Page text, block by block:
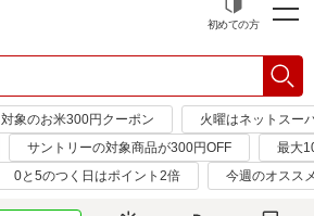
初めての方
対象のお米300円クーポン
火曜はネットスー
サントリーの対象商品が300円OFF
最大
0と5のつく日はポイント2倍 今週のオスス